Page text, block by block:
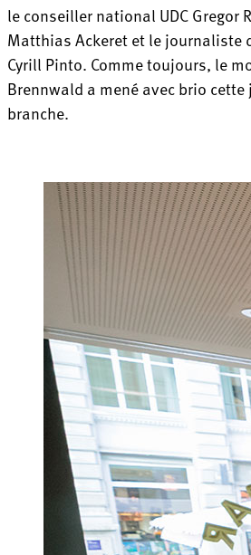
le conseiller national UDC Gregor
Matthias Ackeret et le journaliste
Cyrill Pinto. Comme toujours, le
Brennwald a mené avec brio cette
branche.